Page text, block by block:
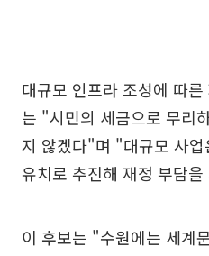
대규모 인프라 조성에 따
는 "시민의 세금으로 무리
지 않겠다"며 "대규모 사
유치로 추진해 재정 부담
이 후보는 "수원에는 세계